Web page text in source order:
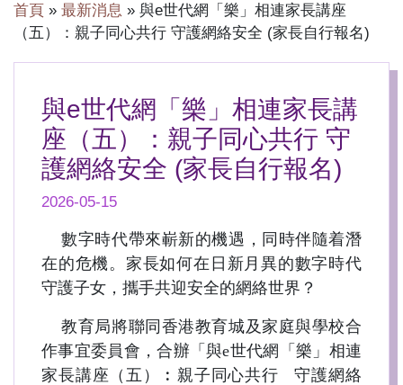
首頁 » 最新消息 » 與e世代網「樂」相連家長講座
（五）：親子同心共行 守護網絡安全 (家長自行報名)
與e世代網「樂」相連家長講
座（五）：親子同心共行 守
護網絡安全 (家長自行報名)
2026-05-15
數字時代帶來嶄新的機遇，同時伴隨着潛
在的危機。家長如何在日新月異的數字時代
守護子女，攜手共迎安全的網絡世界？
教育局將聯同香港教育城及家庭與學校合
作事宜委員會，合辦「與e世代網「樂」相連
家長講座（五）︰親子同心共行 守護網絡